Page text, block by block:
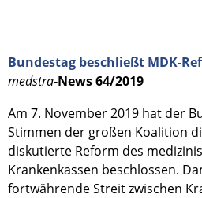
Bundestag beschließt MDK-
medstra-News 64/2019
Am 7. November 2019 hat der
Stimmen der großen Koalition
diskutierte Reform des
Krankenkassen beschlossen.
fortwährende Streit zwischen